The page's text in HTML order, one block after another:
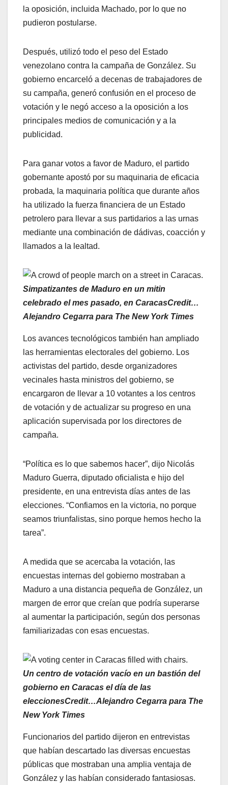
la oposición, incluida Machado, por lo que no
pudieron postularse.
Después, utilizó todo el peso del Estado
venezolano contra la campaña de González. Su
gobierno encarceló a decenas de trabajadores de
su campaña, generó confusión en el proceso de
votación y le negó acceso a la oposición a los
principales medios de comunicación y a la
publicidad.
Para ganar votos a favor de Maduro, el partido
gobernante apostó por su maquinaria de eficacia
probada, la maquinaria política que durante años
ha utilizado la fuerza financiera de un Estado
petrolero para llevar a sus partidarios a las urnas
mediante una combinación de dádivas, coacción y
llamados a la lealtad.
Simpatizantes de Maduro en un mitin
celebrado el mes pasado, en CaracasCredit…
Alejandro Cegarra para The New York Times
Los avances tecnológicos también han ampliado
las herramientas electorales del gobierno. Los
activistas del partido, desde organizadores
vecinales hasta ministros del gobierno, se
encargaron de llevar a 10 votantes a los centros
de votación y de actualizar su progreso en una
aplicación supervisada por los directores de
campaña.
“Política es lo que sabemos hacer”, dijo Nicolás
Maduro Guerra, diputado oficialista e hijo del
presidente, en una entrevista días antes de las
elecciones. “Confiamos en la victoria, no porque
seamos triunfalistas, sino porque hemos hecho la
tarea”.
A medida que se acercaba la votación, las
encuestas internas del gobierno mostraban a
Maduro a una distancia pequeña de González, un
margen de error que creían que podría superarse
al aumentar la participación, según dos personas
familiarizadas con esas encuestas.
Un centro de votación vacío en un bastión del
gobierno en Caracas el día de las
eleccionesCredit…Alejandro Cegarra para The
New York Times
Funcionarios del partido dijeron en entrevistas
que habían descartado las diversas encuestas
públicas que mostraban una amplia ventaja de
González y las habían considerado fantasiosas.